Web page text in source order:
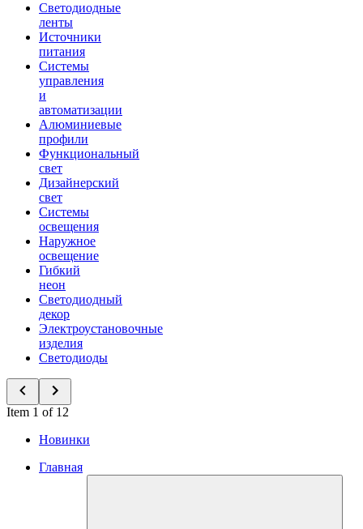
Светодиодные
ленты
Источники
питания
Системы
управления
и
автоматизации
Алюминиевые
профили
Функциональный
свет
Дизайнерский
свет
Системы
освещения
Наружное
освещение
Гибкий
неон
Светодиодный
декор
Электроустановочные
изделия
Светодиоды
Item 1 of 12
Новинки
Главная